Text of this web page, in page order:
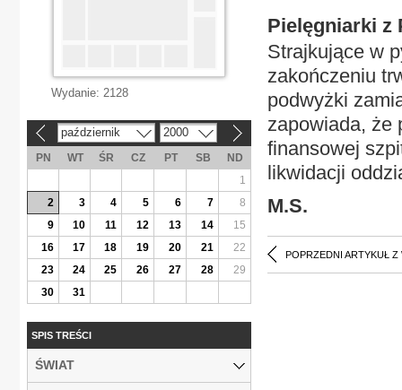
Pielęgniarki z
Strajkujące w
zakończeniu
podwyżki
zapowiada, że
finansowej
likwidacji
M.S.
POPRZEDNI ARTYKUŁ Z
Wydanie: 2128
październik 2000
PN WT ŚR CZ PT SB
ND
1
2
3 4 5 6 7
8
9
10 11 12 13 14
15
16
17 18 19 20 21
22
23
24 25 26 27 28
29
30
31
SPIS TREŚCI
ŚWIAT